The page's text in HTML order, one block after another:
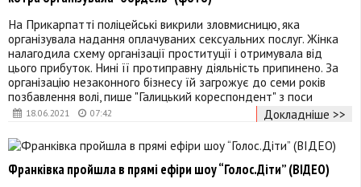
18.06.2021 07:42
На Прикарпатті поліцейські викрили зловмисницю, яка
організувала надання оплачуваних сексуальних послуг. Жінка
налагодила схему організації проституції і отримувала від
цього прибуток. Нині її протиправну діяльність припинено. За
організацію незаконного бізнесу їй загрожує до семи років
позбавлення волі, пише "Галицький кореспондент" з поси
Докладніше >>
Франківка пройшла в прямі ефіри шоу “Голос.Діти” (ВІДЕО)